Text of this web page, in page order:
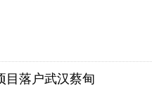
目落户武汉蔡甸